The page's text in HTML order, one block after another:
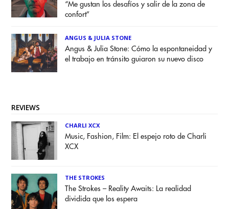
“Me gustan los desafíos y salir de la zona de
confort”
ANGUS & JULIA STONE
Angus & Julia Stone: Cómo la espontaneidad y
el trabajo en tránsito guiaron su nuevo disco
REVIEWS
CHARLI XCX
Music, Fashion, Film: El espejo roto de Charli
XCX
THE STROKES
The Strokes – Reality Awaits: La realidad
dividida que los espera